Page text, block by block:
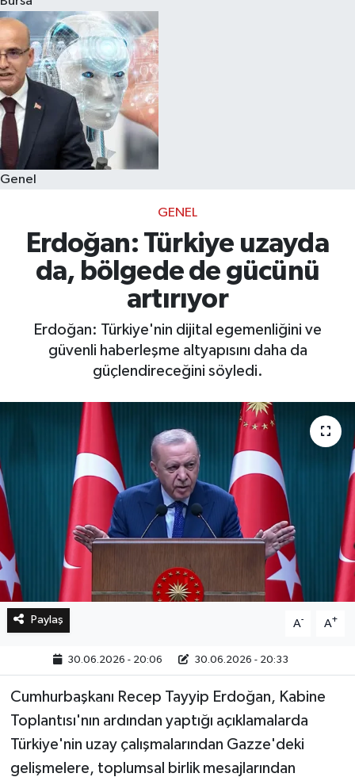
Genel
GENEL
Erdoğan: Türkiye uzayda
da, bölgede de gücünü
artırıyor
Erdoğan: Türkiye'nin dijital egemenliğini ve
güvenli haberleşme altyapısını daha da
güçlendireceğini söyledi.
Paylaş A- A+
30.06.2026 - 20:06 30.06.2026 - 20:33
Cumhurbaşkanı Recep Tayyip Erdoğan, Kabine
Toplantısı'nın ardından yaptığı açıklamalarda
Türkiye'nin uzay çalışmalarından Gazze'deki
gelişmelere, toplumsal birlik mesajlarından
Eğitim
Sağlık
Dünya
Magazin
Kültür & Sanat
Teknoloji
Genel